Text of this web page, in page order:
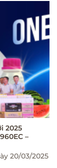
2025
–
20/03/2025